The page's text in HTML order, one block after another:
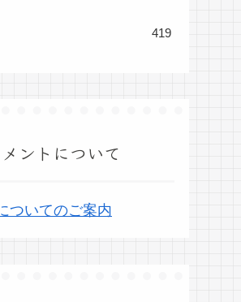
419
ントについて
ついてのご案内